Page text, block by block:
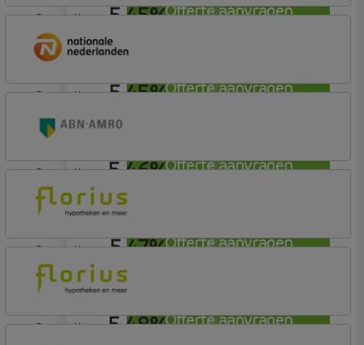
Offerte aanvragen
5,45%
Offerte aanvragen
aflosvrij
5,45%
Offerte aanvragen
Profijt drie + drie
aflosvrij
5,46%
Offerte aanvragen
Nationale Nederlanden
aflosvrij
5,47%
Offerte aanvragen
ABN AMRO Bank
Budget (Incl. Korting)
aflosvrij
5,48%
Florius
Profijt twaalf
aflosvrij